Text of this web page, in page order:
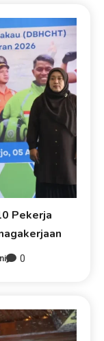
Pekerja
0